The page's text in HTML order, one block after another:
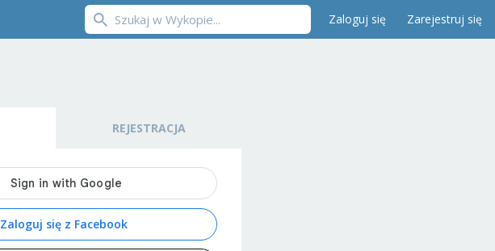
Zaloguj się Zarejestruj się
REJESTRACJA
Zaloguj się z Facebook